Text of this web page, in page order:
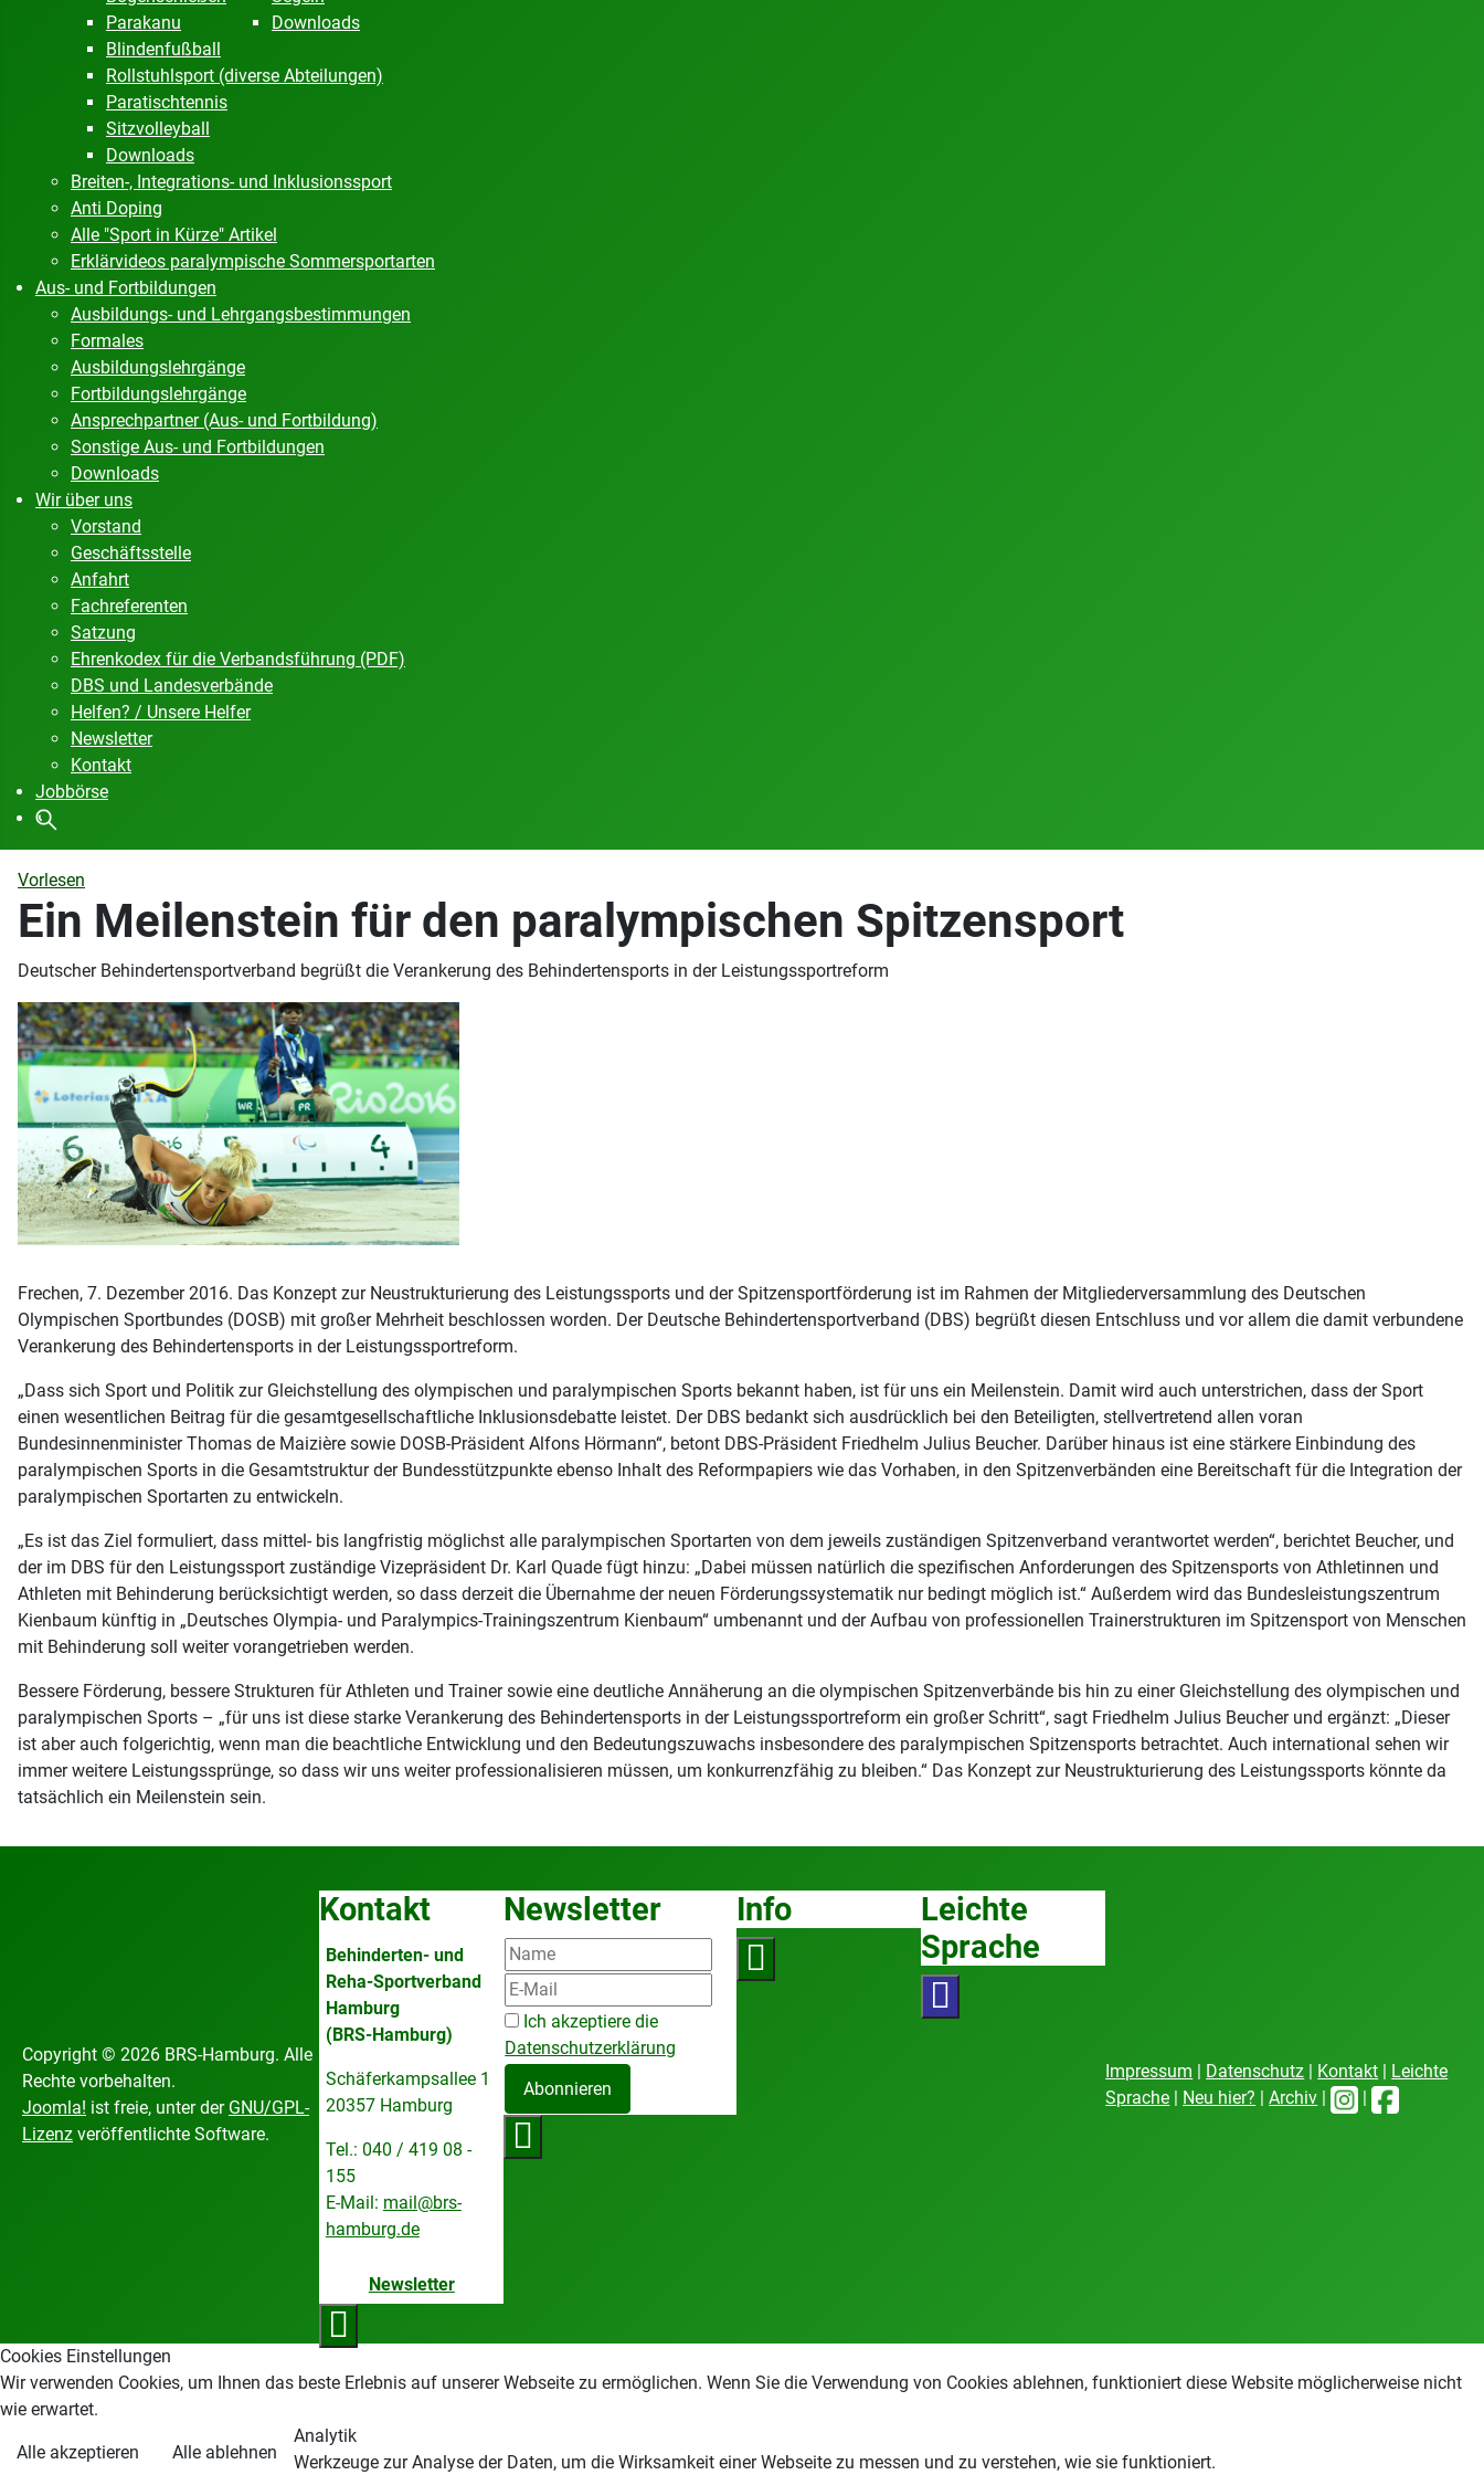
Parakanu
Downloads
Blindenfußball
Rollstuhlsport (diverse Abteilungen)
Paratischtennis
Sitzvolleyball
Downloads
Breiten-, Integrations- und Inklusionssport
Anti Doping
Alle "Sport in Kürze" Artikel
Erklärvideos paralympische Sommersportarten
Aus- und Fortbildungen
Ausbildungs- und Lehrgangsbestimmungen
Formales
Ausbildungslehrgänge
Fortbildungslehrgänge
Ansprechpartner (Aus- und Fortbildung)
Sonstige Aus- und Fortbildungen
Downloads
Wir über uns
Vorstand
Geschäftsstelle
Anfahrt
Fachreferenten
Satzung
Ehrenkodex für die Verbandsführung (PDF)
DBS und Landesverbände
Helfen? / Unsere Helfer
Newsletter
Kontakt
Jobbörse
Vorlesen
Ein Meilenstein für den paralympischen Spitzensport
Deutscher Behindertensportverband begrüßt die Verankerung des Behindertensports in der Leistungssportreform
Frechen, 7. Dezember 2016. Das Konzept zur Neustrukturierung des Leistungssports und der Spitzensportförderung ist im Rahmen der Mitgliederversammlung des Deutschen
Olympischen Sportbundes (DOSB) mit großer Mehrheit beschlossen worden. Der Deutsche Behindertensportverband (DBS) begrüßt diesen Entschluss und vor allem die damit verbundene
Verankerung des Behindertensports in der Leistungssportreform.
„Dass sich Sport und Politik zur Gleichstellung des olympischen und paralympischen Sports bekannt haben, ist für uns ein Meilenstein. Damit wird auch unterstrichen, dass der Sport
einen wesentlichen Beitrag für die gesamtgesellschaftliche Inklusionsdebatte leistet. Der DBS bedankt sich ausdrücklich bei den Beteiligten, stellvertretend allen voran
Bundesinnenminister Thomas de Maizière sowie DOSB-Präsident Alfons Hörmann“, betont DBS-Präsident Friedhelm Julius Beucher. Darüber hinaus ist eine stärkere Einbindung des
paralympischen Sports in die Gesamtstruktur der Bundesstützpunkte ebenso Inhalt des Reformpapiers wie das Vorhaben, in den Spitzenverbänden eine Bereitschaft für die Integration der
paralympischen Sportarten zu entwickeln.
„Es ist das Ziel formuliert, dass mittel- bis langfristig möglichst alle paralympischen Sportarten von dem jeweils zuständigen Spitzenverband verantwortet werden“, berichtet Beucher, und
der im DBS für den Leistungssport zuständige Vizepräsident Dr. Karl Quade fügt hinzu: „Dabei müssen natürlich die spezifischen Anforderungen des Spitzensports von Athletinnen und
Athleten mit Behinderung berücksichtigt werden, so dass derzeit die Übernahme der neuen Förderungssystematik nur bedingt möglich ist.“ Außerdem wird das Bundesleistungszentrum
Kienbaum künftig in „Deutsches Olympia- und Paralympics-Trainingszentrum Kienbaum“ umbenannt und der Aufbau von professionellen Trainerstrukturen im Spitzensport von Menschen
mit Behinderung soll weiter vorangetrieben werden.
Bessere Förderung, bessere Strukturen für Athleten und Trainer sowie eine deutliche Annäherung an die olympischen Spitzenverbände bis hin zu einer Gleichstellung des olympischen und
paralympischen Sports – „für uns ist diese starke Verankerung des Behindertensports in der Leistungssportreform ein großer Schritt“, sagt Friedhelm Julius Beucher und ergänzt: „Dieser
ist aber auch folgerichtig, wenn man die beachtliche Entwicklung und den Bedeutungszuwachs insbesondere des paralympischen Spitzensports betrachtet. Auch international sehen wir
immer weitere Leistungssprünge, so dass wir uns weiter professionalisieren müssen, um konkurrenzfähig zu bleiben.“ Das Konzept zur Neustrukturierung des Leistungssports könnte da
tatsächlich ein Meilenstein sein.
Copyright © 2026 BRS-Hamburg. Alle
Rechte vorbehalten.
Joomla! ist freie, unter der GNU/GPL-
Lizenz veröffentlichte Software.
Kontakt
Behinderten- und
Reha-Sportverband
Hamburg
(BRS-Hamburg)
Schäferkampsallee 1
20357 Hamburg
Tel.: 040 / 419 08 -
155
E-Mail: mail@brs-
hamburg.de
Newsletter
Newsletter
Ich akzeptiere die
Datenschutzerklärung
Abonnieren
Info
Leichte
Sprache
Impressum Datenschutz Kontakt
Leichte
Sprache
Neu hier? |Archiv
Cookies Einstellungen
Wir verwenden Cookies, um Ihnen das beste Erlebnis auf unserer Webseite zu ermöglichen. Wenn Sie die Verwendung von Cookies ablehnen, funktioniert diese Website möglicherweise nicht
wie erwartet.
Alle akzeptieren Alle ablehnen
Analytik
Werkzeuge zur Analyse der Daten, um die Wirksamkeit einer Webseite zu messen und zu verstehen, wie sie funktioniert.